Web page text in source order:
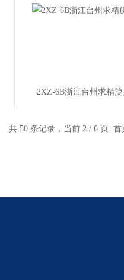
2XZ-6B浙江台州求精
共 50 条记录，当前 2 / 6 页 首